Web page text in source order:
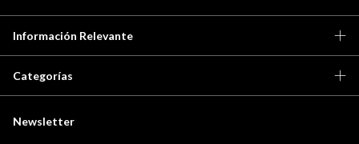
Información Relevante
Categorías
Newsletter